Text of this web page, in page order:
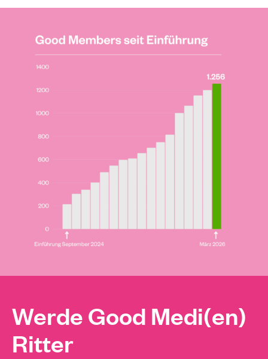
Werde Good Medi(en)
Ritter